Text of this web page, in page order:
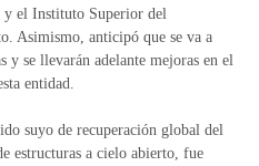
y el Instituto Superior del
Asimismo, anticipó que se va a
y se llevarán adelante mejoras en el
entidad.
suyo de recuperación global del
estructuras a cielo abierto, fue